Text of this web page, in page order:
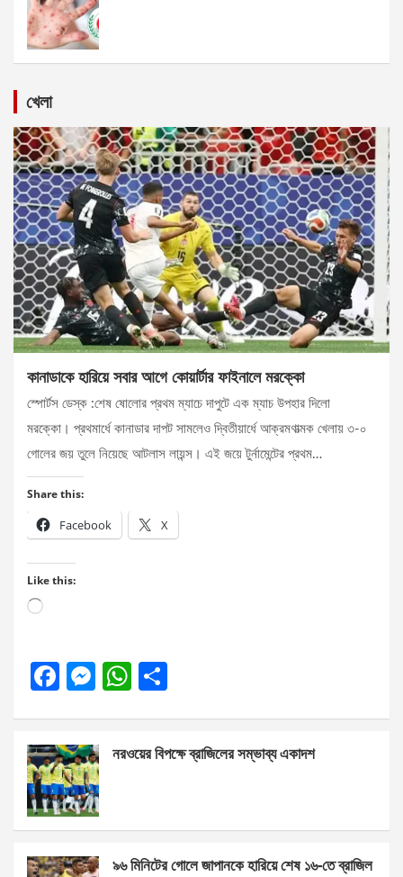
খেলা
কানাডাকে হারিয়ে সবার আগে কোয়ার্টার ফাইনালে মরক্কো
স্পোর্টস ডেস্ক :শেষ ষোলোর প্রথম ম্যাচে দাপুটে এক ম্যাচ উপহার দিলো
মরক্কো। প্রথমার্ধে কানাডার দাপট সামলেও দ্বিতীয়ার্ধে আক্রমণাত্মক খেলায় ৩-০
গোলের জয় তুলে নিয়েছে আটলাস লায়ন্স। এই জয়ে টুর্নামেন্টের প্রথম…
Share this:
Facebook X
Like this:
Loading…
F
b
o
o
k
M
n
g
er
W
s
p
e
নরওয়ের বিপক্ষে ব্রাজিলের সম্ভাব্য একাদশ
৯৬ মিনিটের গোলে জাপানকে হারিয়ে শেষ ১৬-তে ব্রাজিল